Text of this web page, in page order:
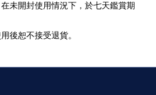
未開封使用情況下，於七天鑑賞期
後恕不接受退貨。